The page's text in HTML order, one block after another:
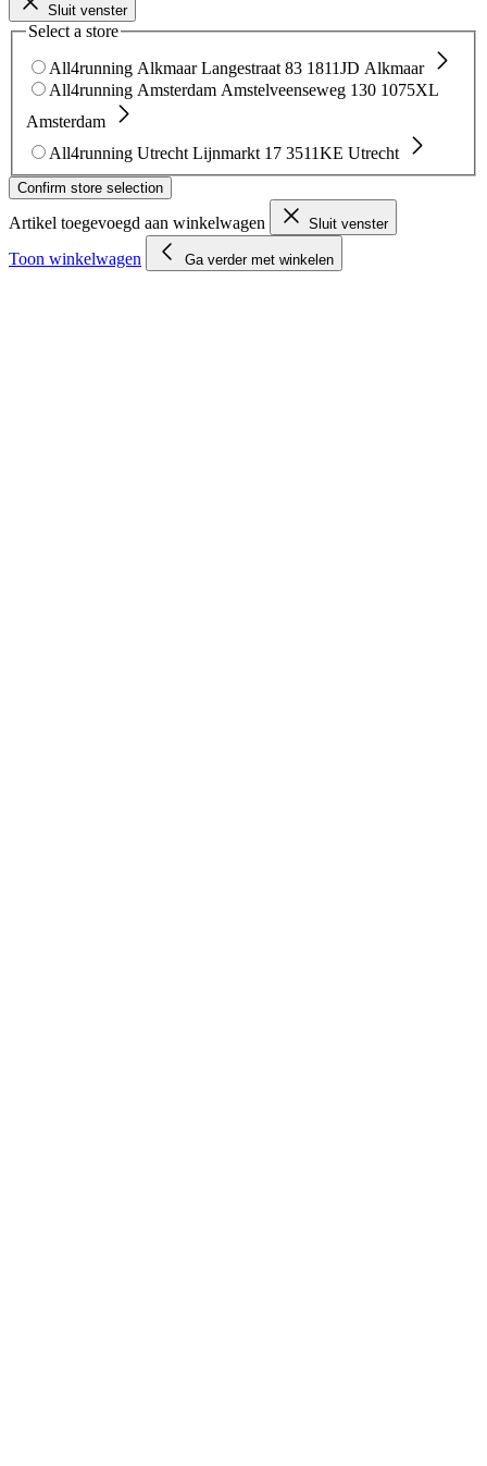
Sluit venster
Select a store
All4running Alkmaar Langestraat 83 1811JD Alkmaar
All4running Amsterdam Amstelveenseweg 130 1075XL
Amsterdam
All4running Utrecht Lijnmarkt 17 3511KE Utrecht
Confirm store selection
Artikel toegevoegd aan winkelwagen Sluit venster
Toon winkelwagen Ga verder met winkelen